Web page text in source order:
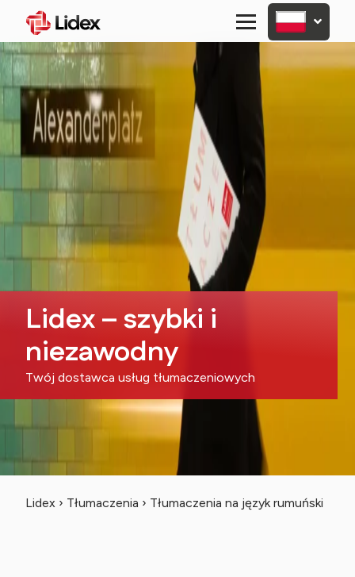
Primary
Menu
Lidex – szybki i
niezawodny
Twój dostawca usług tłumaczeniowych
Lidex › Tłumaczenia › Tłumaczenia na język rumuński